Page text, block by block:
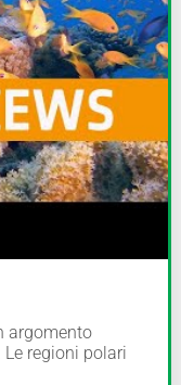
argomento
regioni polari